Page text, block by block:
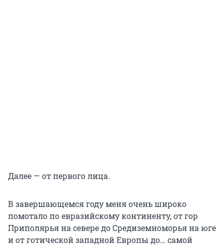
Далее — от первого лица.
В завершающемся году меня очень широко
помотало по евразийскому континенту, от гор
Приполярья на севере до Средиземноморья на юге
и от готической западной Европы до… самой